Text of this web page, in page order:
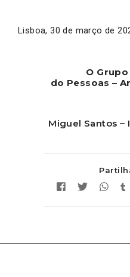
Lisboa, 30 de março de
O
do Pessoas –
Miguel Santos –